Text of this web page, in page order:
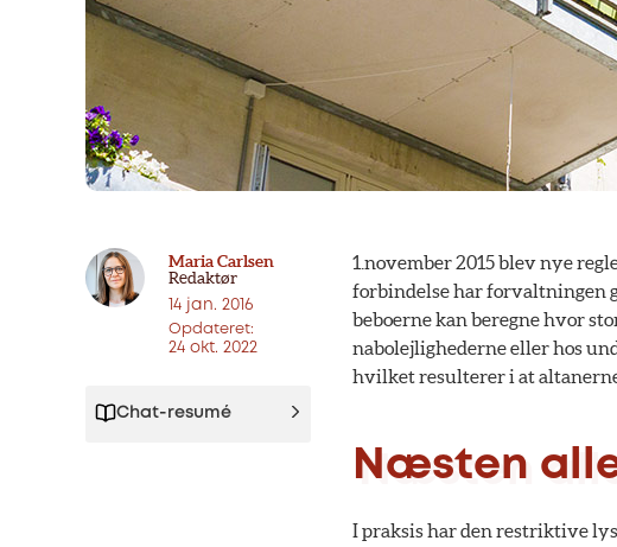
Maria Carlsen
Redaktør
14 jan. 2016
Opdateret:
24 okt. 2022
Chat-resumé
1.november 2015 blev nye
forbindelse har forvaltningen
beboerne kan beregne hvor
nabolejlighederne eller hos
hvilket resulterer i at
Næsten
I praksis har den restriktive